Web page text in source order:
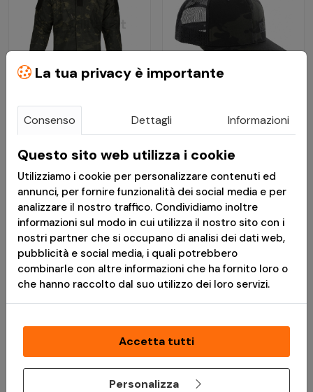
€ 39,89
Giacca Militare
Revenger TDU Multicam
Black - Invader Gear
Disponibile
€ 30,00
BB Cap FlexFit Trucker
Mechanix
Disponibile
Messaggio pubblicitario con finalità promozionale.Paga in 3
rate senza interessi è disponibile solo per acquisti idonei da €
30,00 a € 2.000,00. L'idoneità a Paga in 3 rate è soggetta ad
Foglio Informativoe iTermini e Condizionidisponibili durante il
processo di acquisto. Un finanziamento è un impegno
vincolante e deve essere rimborsato. Assicurati di essere in
grado di ripagare prima di prendere un impegno.
La tua privacy è importante
Consenso Dettagli Informazioni
Questo sito web utilizza i cookie
Utilizziamo i cookie per personalizzare contenuti ed
annunci, per fornire funzionalità dei social media e per
analizzare il nostro traffico. Condividiamo inoltre
informazioni sul modo in cui utilizza il nostro sito con i
nostri partner che si occupano di analisi dei dati web,
pubblicità e social media, i quali potrebbero
combinarle con altre informazioni che ha fornito loro o
che hanno raccolto dal suo utilizzo dei loro servizi.
Accetta tutti
Personalizza